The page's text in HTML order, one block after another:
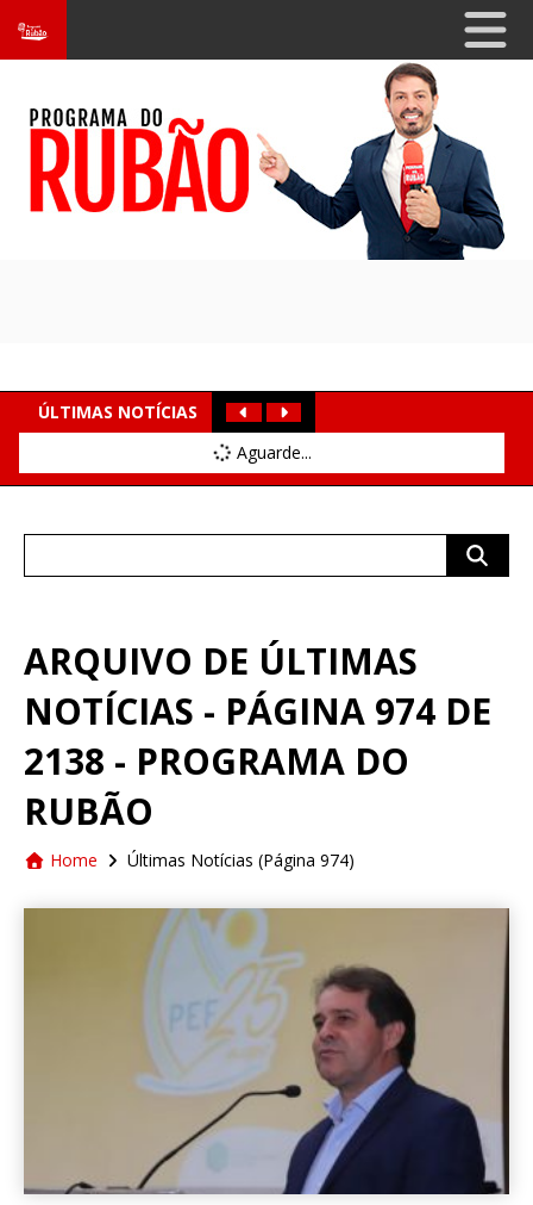
ÚLTIMAS NOTÍCIAS
Aguarde...
ARQUIVO DE ÚLTIMAS
NOTÍCIAS - PÁGINA 974 DE
2138 - PROGRAMA DO
RUBÃO
Home Últimas Notícias (Página 974)